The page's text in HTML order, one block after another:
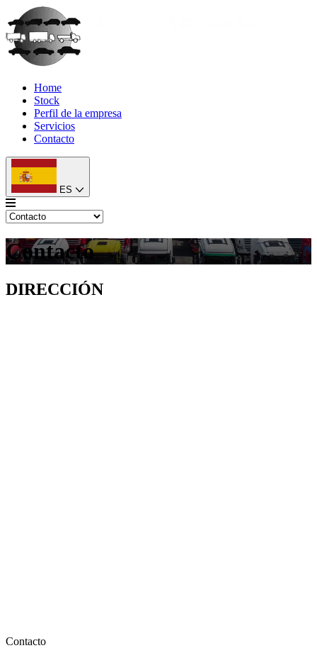
Home
Stock
Perfil de la empresa
Servicios
Contacto
ES
Contacto
DIRECCIÓN
Contacto